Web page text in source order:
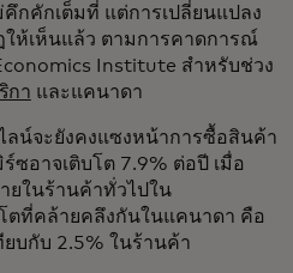
กคักเต็มที่ แต่การเปลี่ยนแปลง
ให้เห็นแล้ว ตามการคาดการณ์
Institute สำหรับช่วง
กา และแคนาดา
ลน์จะยังคงแซงหน้าการซื้อสินค้า
ซอาจเติบโต 7.9% ต่อปี เมื่อ
ยในร้านค้าทั่วไปใน
ตที่คล้ายคลึงกันในแคนาดา คือ
ยบกับ 2.5% ในร้านค้า